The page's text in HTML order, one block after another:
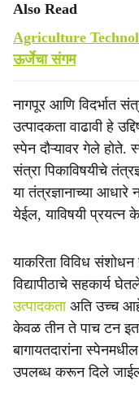
Also Read
Agriculture
ऊर्जेचा संगम
नागपूर आणि विदर्भात
उत्पादकता वाढावी हे
स्पेन दौऱ्यावर गेले होते.
संत्रा पिकाविषयीचे
या तंत्रज्ञानाच्या आधारे
येईल, याविषयी
याकरिता विविध
विद्यापीठाचे सहकार्य
उत्पादकता अति उच्च आहे.
केवळ तीन ते पाच टन
बागायतदारांना
उपलब्ध करून दिले